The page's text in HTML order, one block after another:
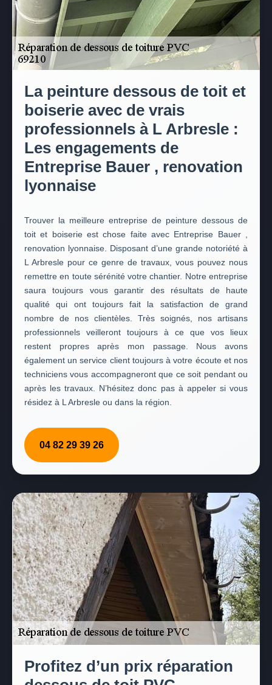
La peinture dessous de toit et
boiserie avec de vrais
professionnels à L Arbresle :
Les engagements de
Entreprise Bauer , renovation
lyonnaise
Trouver la meilleure entreprise de peinture dessous de
toit et boiserie est chose faite avec Entreprise Bauer ,
renovation lyonnaise. Disposant d’une grande notoriété à
L Arbresle pour ce genre de travaux, vous pouvez nous
remettre en toute sérénité votre chantier. Notre entreprise
saura toujours vous garantir des résultats de haute
qualité qui ont toujours fait la satisfaction de grand
nombre de nos clientèles. Très soignés, nos artisans
professionnels veilleront toujours à ce que vos lieux
restent propres après mon passage. Nous avons
également un service client toujours à votre écoute et nos
techniciens vous accompagneront que ce soit pendant ou
après les travaux. N’hésitez donc pas à appeler si vous
résidez à L Arbresle ou dans la région.
04 82 29 39 26
Profitez d’un prix réparation